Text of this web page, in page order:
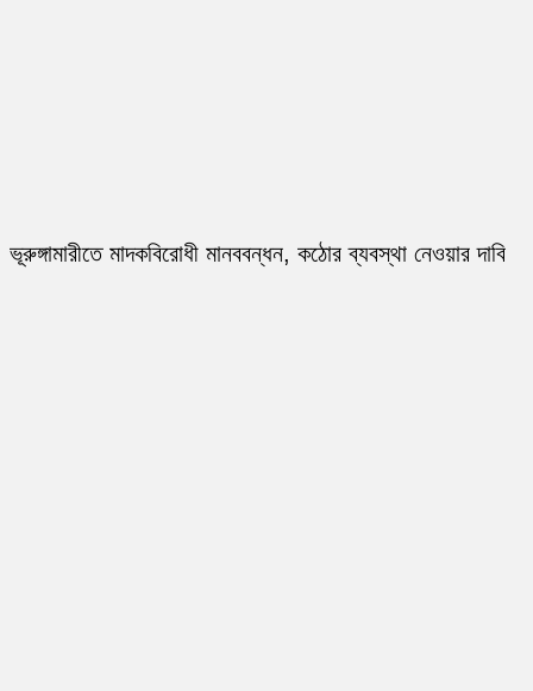
ভূরুঙ্গামারীতে মাদকবিরোধী মানববন্ধন, কঠোর ব্যবস্থা নেওয়ার দাবি